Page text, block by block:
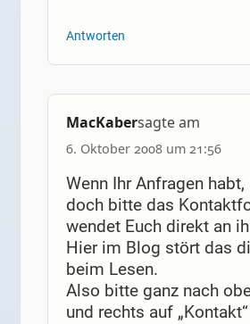
Antworten
MacKabersagte am
6. Oktober 2008 um 21:56
Wenn Ihr Anfragen
doch bitte das
wendet Euch direkt an
Hier im Blog stört das
beim Lesen.
Also bitte ganz nach
und rechts auf